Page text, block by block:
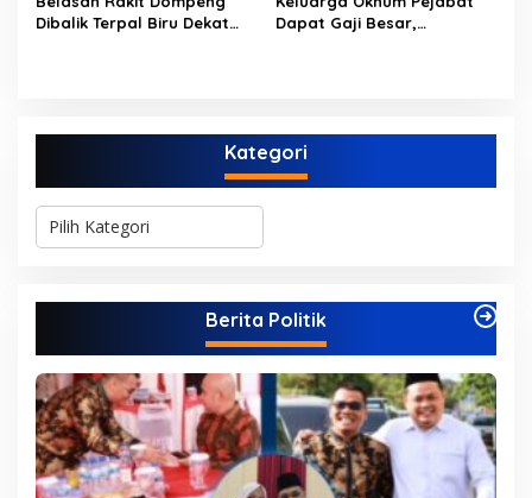
Dibalik Terpal Biru Dekat
Dapat Gaji Besar,
Kategori
K
g
Berita Politik